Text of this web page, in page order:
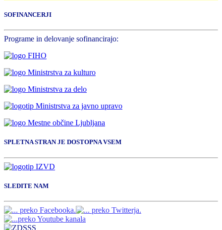
SOFINANCERJI
Programe in delovanje sofinancirajo:
SPLETNA STRAN JE DOSTOPNA VSEM
SLEDITE NAM